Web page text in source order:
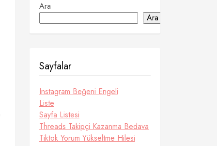
Ara
Ara
Sayfalar
Instagram Beğeni Engeli
Liste
Sayfa Listesi
Threads Takipçi Kazanma Bedava
Tiktok Yorum Yükseltme Hilesi